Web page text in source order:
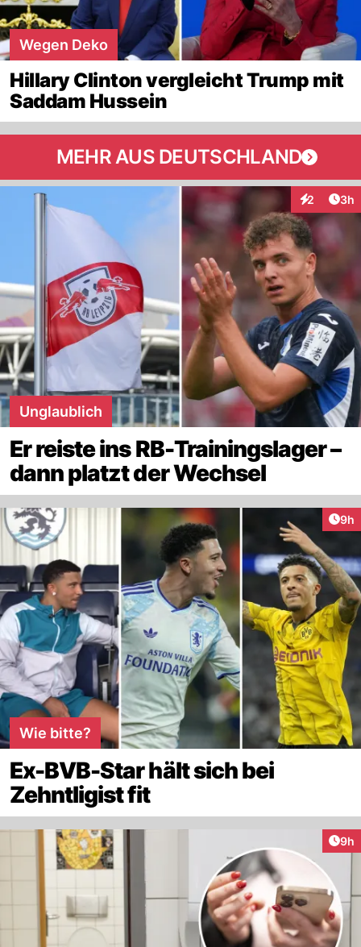
Wegen Deko
Hillary Clinton vergleicht Trump mit
Saddam Hussein
MEHR AUS DEUTSCHLAND
2 3h
Unglaublich
Er reiste ins RB-Trainingslager –
dann platzt der Wechsel
9h
Wie bitte?
Ex-BVB-Star hält sich bei
Zehntligist fit
9h